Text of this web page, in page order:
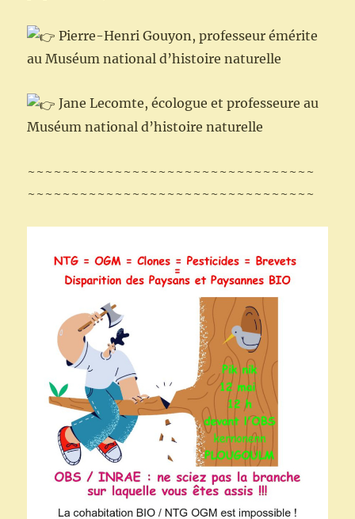
Pierre-Henri Gouyon, professeur émérite
au Muséum national d’histoire naturelle
Jane Lecomte, écologue et professeure au
Muséum national d’histoire naturelle
~~~~~~~~~~~~~~~~~~~~~~~~~~~~~~~~~
~~~~~~~~~~~~~~~~~~~~~~~~~~~~~~~~~